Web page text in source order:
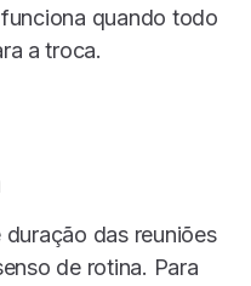
quando todo
a troca.
das reuniões
de rotina. Para